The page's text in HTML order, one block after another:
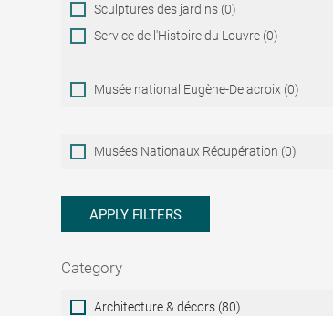
Sculptures des jardins (0)
Service de l'Histoire du Louvre (0)
Musée national Eugène-Delacroix (0)
Musées
Nationaux
Musées Nationaux Récupération (0)
APPLY FILTERS
Category
Category
Architecture & décors (80)